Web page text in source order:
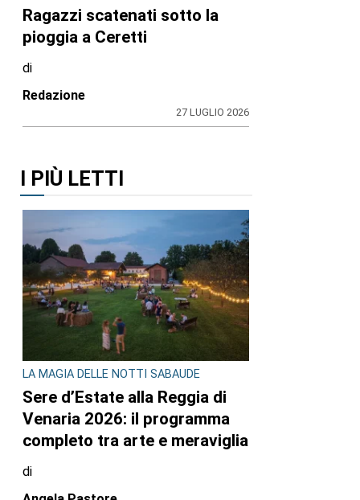
Ragazzi scatenati sotto la
pioggia a Ceretti
di
Redazione
27 LUGLIO 2026
I PIÙ LETTI
LA MAGIA DELLE NOTTI SABAUDE
Sere d’Estate alla Reggia di
Venaria 2026: il programma
completo tra arte e meraviglia
di